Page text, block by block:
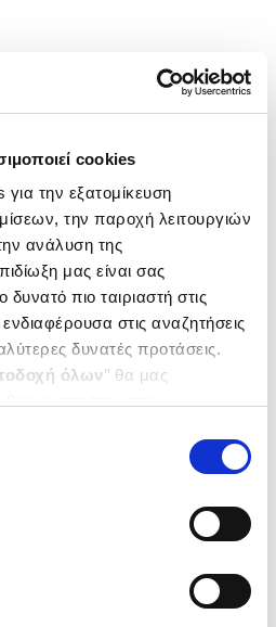
cookies
την εξατομίκευση
την παροχή λειτουργιών
ανάλυση της
μας είναι σας
πιο ταιριαστή στις
στις αναζητήσεις
δυνατές προτάσεις.
όλων’’ θα μας
από τα παρακάτω με την
να ενημερωθείτε σχετικά με